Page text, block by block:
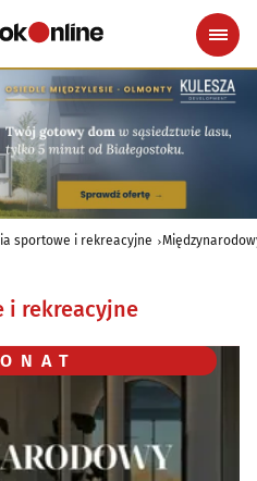
sportowe i rekreacyjne
i rekreacyjne